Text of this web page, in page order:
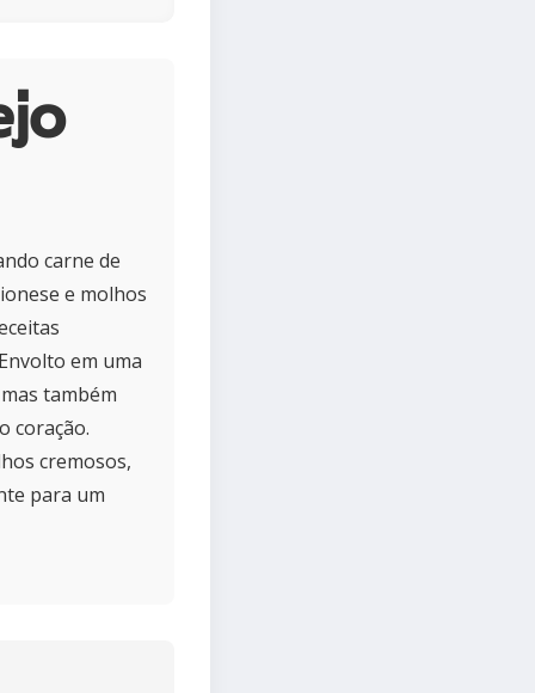
carne de
e molhos
em uma
também
coração.
cremosos,
para um